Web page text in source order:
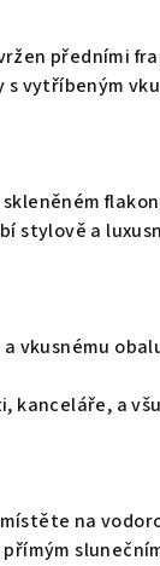
předními
vytříbeným
stylově a
vkusnému
kanceláře, a
na